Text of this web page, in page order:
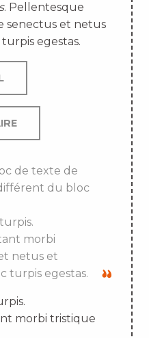
. Pellentesque
senectus et netus
egestas.
de texte de
du bloc
morbi
netus et
turpis egestas.
morbi tristique